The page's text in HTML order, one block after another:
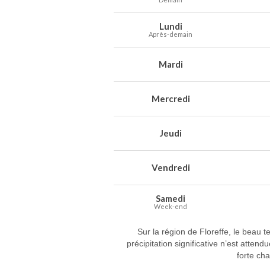
Lundi
Après-demain
Mardi
Mercredi
Jeudi
Vendredi
Samedi
Week-end
Sur la région de Floreffe, le beau
précipitation significative n’est
forte